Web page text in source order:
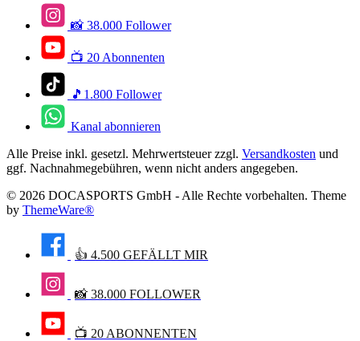
📸 38.000 Follower
📺 20 Abonnenten
🎵1.800 Follower
Kanal abonnieren
Alle Preise inkl. gesetzl. Mehrwertsteuer zzgl. Versandkosten und
ggf. Nachnahmegebühren, wenn nicht anders angegeben.
© 2026 DOCASPORTS GmbH - Alle Rechte vorbehalten. Theme
by ThemeWare®
👍 4.500 GEFÄLLT MIR
📸 38.000 FOLLOWER
📺 20 ABONNENTEN